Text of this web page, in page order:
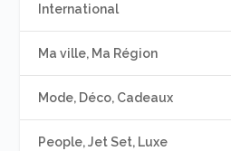
International
Ma ville, Ma Région
Mode, Déco, Cadeaux
People, Jet Set, Luxe